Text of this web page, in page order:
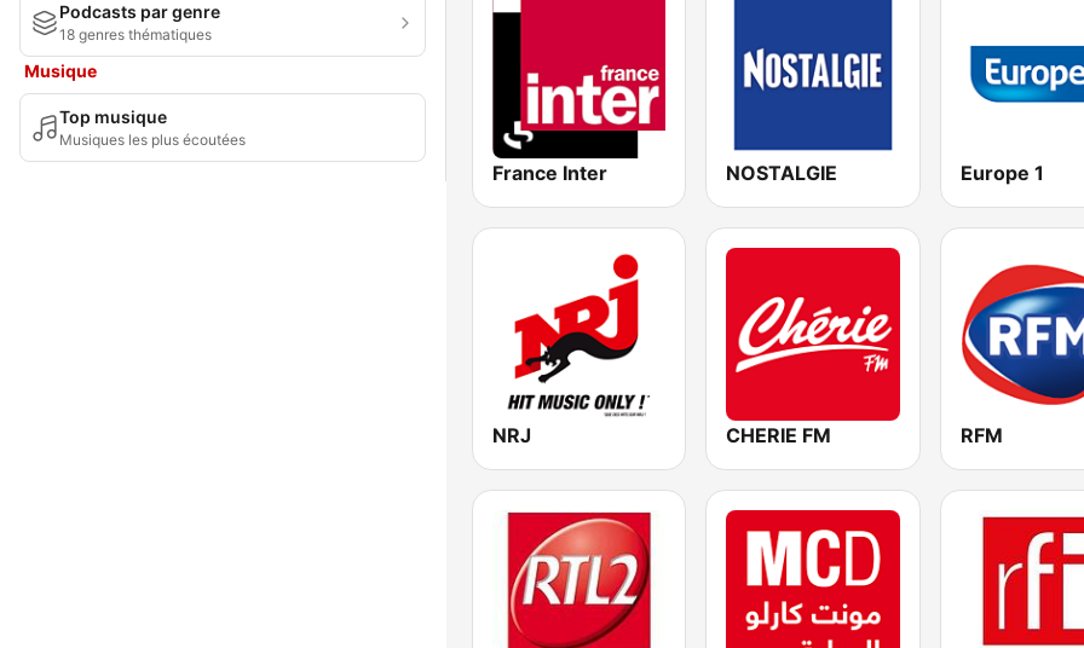
Podcasts par genre
18 genres thématiques
Musique
Top musique
Musiques les plus écoutées
France Inter NOSTALGIE Europe 1
NRJ CHERIE FM RFM